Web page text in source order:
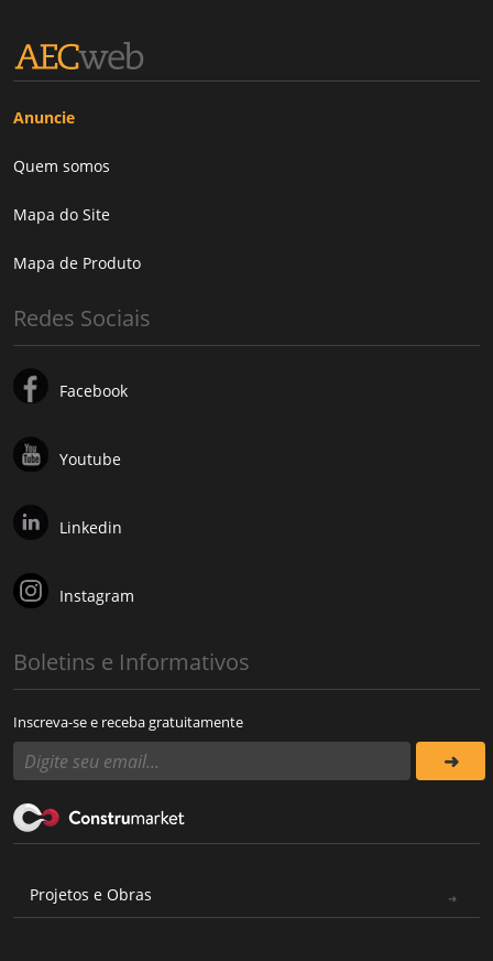
Anuncie
Quem somos
Mapa do Site
Mapa de Produto
Redes Sociais
Facebook
Youtube
Linkedin
Instagram
Boletins e Informativos
Inscreva-se e receba gratuitamente
Projetos e Obras